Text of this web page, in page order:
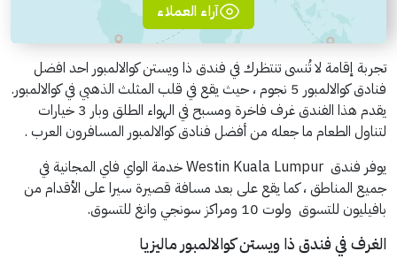
آراء العملاء
تجربة إقامة لا تُنسى تنتظرك في فندق ذا ويستن كوالالمبور احد افضل
فنادق كوالالمبور 5 نجوم ، حيث يقع في قلب المثلث الذهبي في كوالالمبور.
يقدم هذا الفندق غرف فاخرة ومسبح في الهواء الطلق وبار 3 خيارات
لتناول الطعام ما جعله من أفضل فنادق كوالالمبور المسافرون العرب .
يوفر فندق Westin Kuala Lumpur خدمة الواي فاي المجانية في
جميع المناطق ، كما يقع على بعد مسافة قصيرة سيرا على الأقدام من
بافيليون للتسوق ولوت 10 ومراكز سونجي وانغ للتسوق.
الغرف في فندق ذا ويستن كوالالمبور ماليزيا